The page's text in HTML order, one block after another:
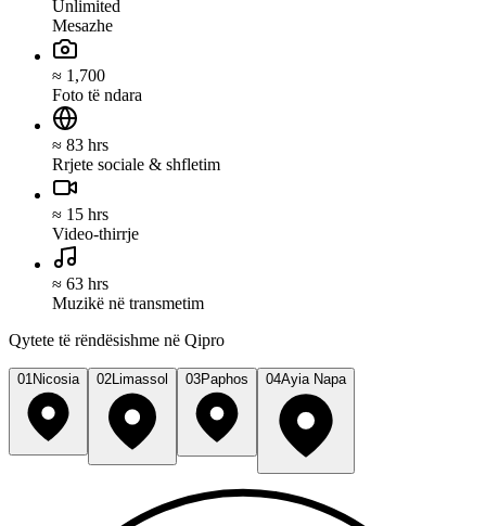
Unlimited
Mesazhe
≈ 1,700
Foto të ndara
≈ 83 hrs
Rrjete sociale & shfletim
≈ 15 hrs
Video-thirrje
≈ 63 hrs
Muzikë në transmetim
Qytete të rëndësishme në Qipro
01 Nicosia 02Limassol 03Paphos 04Ayia Napa